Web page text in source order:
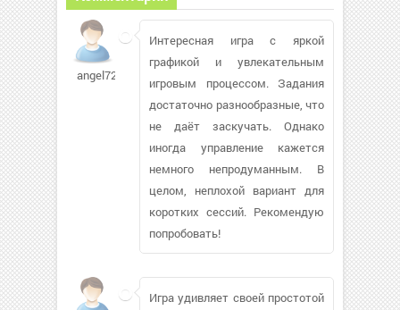
angel7241
Интересная игра с яркой
графикой и увлекательным
игровым процессом. Задания
достаточно разнообразные, что
не даёт заскучать. Однако
иногда управление кажется
немного непродуманным. В
целом, неплохой вариант для
коротких сессий. Рекомендую
попробовать!
Игра удивляет своей простотой